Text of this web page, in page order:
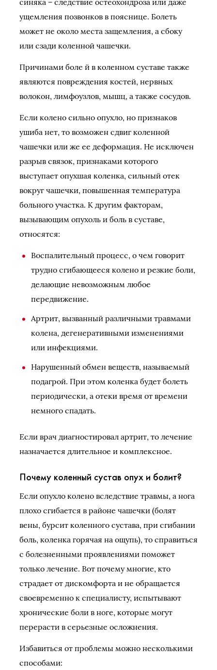
синяка – следствие остеохондроза или даже
ущемления позвонков в пояснице. Болеть
может не около места защемления, а сбоку
или сзади коленной чашечки.
Причинами боле й в коленном суставе также
являются повреждения костей, нервных
волокон, лимфоузлов, мышц, а также сосудов.
Если колено сильно опухло, но признаков
ушиба нет, то возможен сдвиг коленной
чашечки или же ее деформация. Не исключен
разрыв связок, признаками которого
выступает опухшая коленка, сильный отек
вокруг чашечки, повышенная температура
больного участка. К другим факторам,
вызывающим опухоль и боль в суставе,
относятся:
Воспалительный процесс, о чем говорит
трудно сгибающееся колено и резкие боли,
делающие невозможным любое
передвижение.
Артрит, вызванный различными травмами
колена, дегенеративными изменениями
или инфекциями.
Нарушенный обмен веществ, называемый
подагрой. При этом коленка будет болеть
периодически, а отеки время от времени
немного спадать.
Если врач диагностировал артрит, то лечение
назначается длительное и комплексное.
Почему коленный сустав опух и болит?
Если опухло колено вследствие травмы, а нога
плохо сгибается в районе чашечки (болят
вены, бурсит коленного сустава, при сгибании
боль, коленка горячая на ощупь), то справиться
с болезненными проявлениями поможет
только лечение. Вот почему многие, кто
страдает от дискомфорта и не обращается
своевременно к специалисту, испытывают
хронические боли в ноге, которые могут
перерасти в серьезные осложнения.
Избавиться от проблемы можно несколькими
способами: